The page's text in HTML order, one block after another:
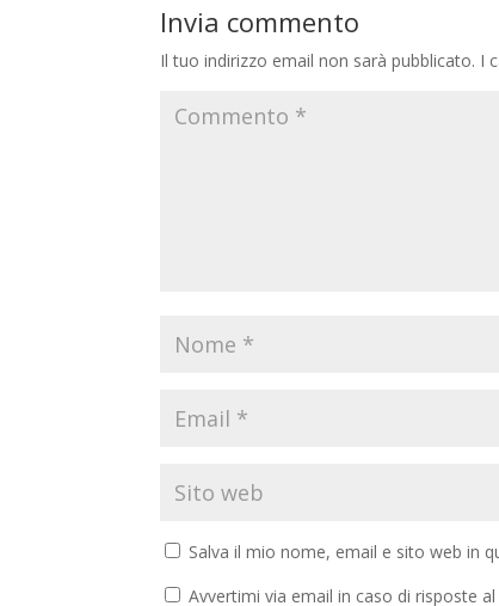
Invia commento
Il tuo indirizzo email non sarà pubblicato. I
Salva il mio nome, email e sito web in
Avvertimi via email in caso di risposte